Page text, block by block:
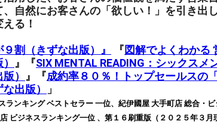
、 自然にお客さんの「欲しい！」を引き出
る！
９割（きずな出版）』 『図解でよくわかる
』『SIX MENTAL READING：シックスメ
）
』『成約率８０％！トップセールスの
出版）
」
ランキング ベストセラー 一位、紀伊國屋 大手町店 総合・
ビジネスランキング一位 、第１６刷重版（２０２５年３月